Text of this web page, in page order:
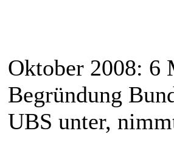
Oktober 2008: 6
Begründung
UBS unter,